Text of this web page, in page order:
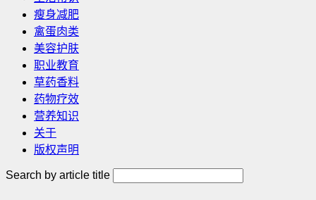
瘦身减肥
禽蛋肉类
美容护肤
职业教育
草药香料
药物疗效
营养知识
关于
版权声明
Search by article title